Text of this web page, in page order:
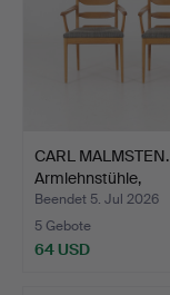
CARL MALMSTEN.
Armlehnstühle,
"Vapensmeden…
Beendet 5. Jul 2026
5 Gebote
64 USD